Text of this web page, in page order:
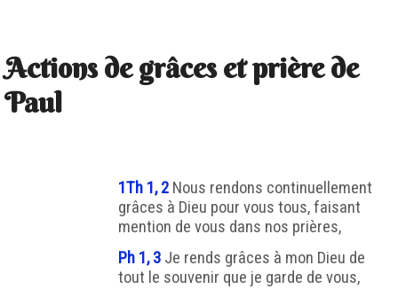
Actions de grâces et prière de
Paul
1Th 1, 2 Nous rendons continuellement
grâces à Dieu pour vous tous, faisant
mention de vous dans nos prières,
Ph 1, 3 Je rends grâces à mon Dieu de
tout le souvenir que je garde de vous,